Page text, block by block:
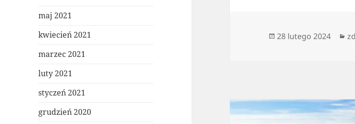
maj 2021
kwiecień 2021
marzec 2021
luty 2021
styczeń 2021
grudzień 2020
Data
28 lutego 2024